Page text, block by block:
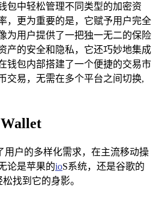
包中轻松管理不同类型的加密资
，更为重要的是，它赋予用户完全
为用户提供了一把独一无二的保险
产的安全和隐私，它还巧妙地集成
钱包内部搭建了一个便捷的交易市
交易，无需在多个平台之间切换,
用户的多样化需求，在主流移动操
论是苹果的ioS系统，还是谷歌的
找到它的身影。